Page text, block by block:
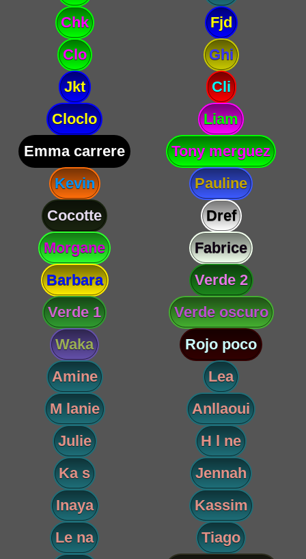
Chk
Fjd
Clo
Ghi
Jkt
Cli
Cloclo
Liam
Emma carrere
Tony merguez
Kevin
Pauline
Cocotte
Dref
Morgane
Fabrice
Barbara
Verde 2
Verde 1
Verde oscuro
Waka
Rojo poco
Amine
Lea
M lanie
Anllaoui
Julie
H l ne
Ka s
Jennah
Inaya
Kassim
Le na
Tiago